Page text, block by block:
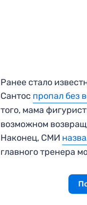
Ранее стало
Сантос пропал без
того, мама
возможном
Наконец, СМИ
главного тренера